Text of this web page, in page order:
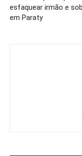
esfaquear irmão e
em Paraty